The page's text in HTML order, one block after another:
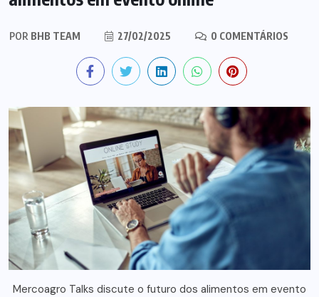
POR BHB TEAM 27/02/2025 0 COMENTÁRIOS
Mercoagro Talks discute o futuro dos alimentos em evento